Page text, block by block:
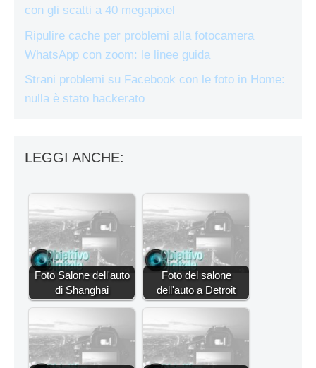
con gli scatti a 40 megapixel
Ripulire cache per problemi alla fotocamera
WhatsApp con zoom: le linee guida
Strani problemi su Facebook con le foto in Home:
nulla è stato hackerato
LEGGI ANCHE:
Foto Salone dell'auto
di Shanghai
Foto del salone
dell'auto a Detroit